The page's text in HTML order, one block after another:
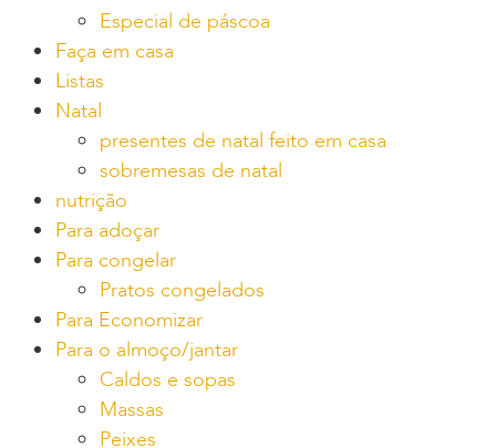
Especial de páscoa
Faça em casa
Listas
Natal
presentes de natal feito em casa
sobremesas de natal
nutrição
Para adoçar
Para congelar
Pratos congelados
Para Economizar
Para o almoço/jantar
Caldos e sopas
Massas
Peixes